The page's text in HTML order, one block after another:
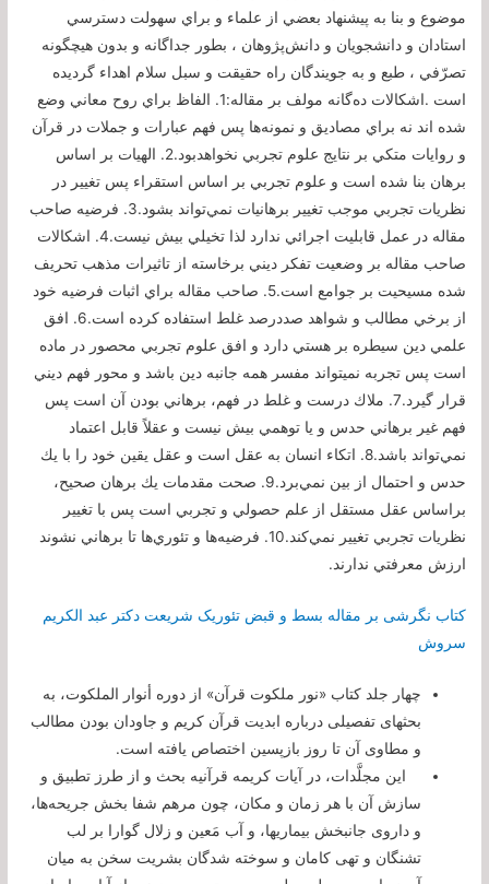
موضوع‌ و بنا به‌ پيشنهاد بعضي‌ از علماء و براي‌ سهولت‌ دسترسي‌
استادان‌ و دانشجويان‌ و دانش‌پژوهان‌ ، بطور جداگانه‌ و بدون‌ هيچگونه‌
تصرّفي‌ ، طبع‌ و به‌ جويندگان‌ راه‌ حقيقت‌ و سبل‌ سلام‌ اهداء گرديده‌
است‌ .اشكالات ده‌گانه مولف بر مقاله:1. الفاظ براي روح معاني وضع
شده اند نه براي مصاديق و نمونه‌ها پس فهم عبارات و جملات در قرآن
و روايات متكي بر نتايج علوم تجربي نخواهدبود.2. الهيات بر اساس
برهان بنا شده است و علوم تجربي بر اساس استقراء پس تغيير در
نظريات تجربي موجب تغيير برهانيات نمي‌تواند بشود.3. فرضيه صاحب
مقاله در عمل قابليت اجرائي ندارد لذا تخيلي بيش نيست.4. اشكالات
صاحب مقاله بر وضعيت تفكر ديني برخاسته از تاثيرات مذهب تحريف
شده مسيحيت بر جوامع است.5. صاحب مقاله براي اثبات فرضيه خود
از برخي مطالب و شواهد صددرصد غلط استفاده كرده است.6. افق
علمي دين سيطره بر هستي دارد و افق علوم تجربي محصور در ماده
است پس تجربه نميتواند مفسر همه جانبه دين باشد و محور فهم ديني
قرار گيرد.7. ملاك درست و غلط در فهم، برهاني بودن آن است پس
فهم غير برهاني حدس و يا توهمي بيش نيست و عقلاً قابل اعتماد
نمي‌تواند باشد.8. اتكاء انسان به عقل است و عقل يقين خود را با يك
حدس و احتمال از بين نمي‌برد.9. صحت مقدمات يك برهان صحيح،
براساس عقل مستقل از علم حصولي و تجربي است پس با تغيير
نظريات تجربي تغيير نمي‌كند.10. فرضيه‌ها و تئوري‌ها تا برهاني نشوند
ارزش معرفتي ندارند.
کتاب نگرشی بر مقاله بسط و قبض تئوریک شریعت دکتر عبد الکریم
سروش
چهار جلد كتاب «نور ملكوت قرآن» از دوره أنوار الملكوت، به
بحثهاى تفصیلى درباره ابدیت قرآن كریم و جاودان بودن مطالب
و مطاوى آن تا روز بازپسین اختصاص یافته است.
این مجلَّدات، در آیات كریمه قرآنیه بحث و از طرز تطبیق و
سازش آن با هر زمان و مكان، چون مرهم شفا بخش جریحه‌ها،
و داروى جانبخش بیماریها، و آب مَعین و زلال گوارا بر لب
تشنگان و تهى كامان و سوخته شدگان بشریت سخن به میان